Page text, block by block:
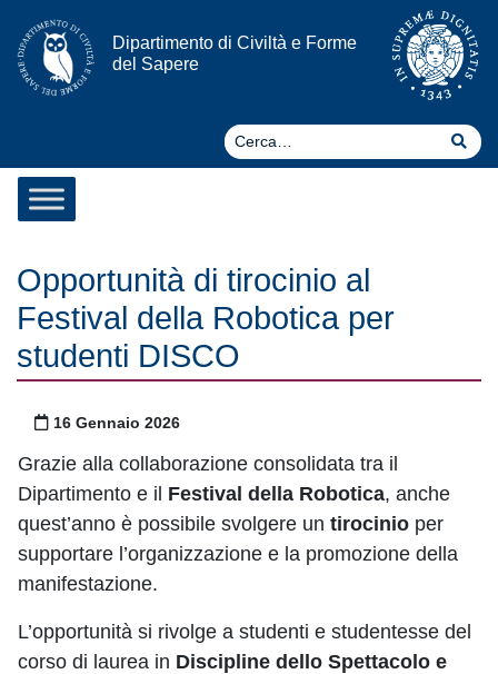
Vai al contenuto
Dipartimento di Civiltà e Forme
del Sapere
Opportunità di tirocinio al
Festival della Robotica per
studenti DISCO
Pubblicato il
16 Gennaio 2026
Grazie alla collaborazione consolidata tra il
Dipartimento e il Festival della Robotica, anche
quest’anno è possibile svolgere un tirocinio per
supportare l’organizzazione e la promozione della
manifestazione.
L’opportunità si rivolge a studenti e studentesse del
corso di laurea in Discipline dello Spettacolo e